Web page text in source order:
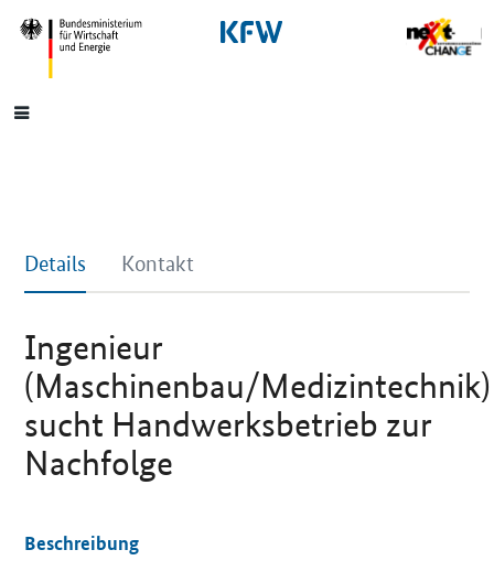
SrOnlyNavigation
Hauptmenü
Details Kontakt
Ingenieur
(Maschinenbau/Medizintechnik)
sucht Handwerksbetrieb zur
Nachfolge
Beschreibung